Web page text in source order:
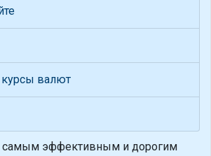
валют
самым эффективным и дорогим